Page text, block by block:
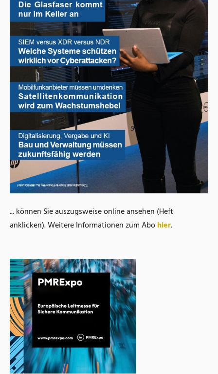
... können Sie auszugsweise online ansehen (Heft
anklicken). Weitere Informationen zum Abohier.